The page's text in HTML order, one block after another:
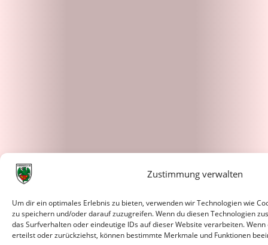
Zustimmung verwalten
Um dir ein optimales Erlebnis zu bieten, verwenden wir Technologien wie
zu speichern und/oder darauf zuzugreifen. Wenn du diesen Technologien
das Surfverhalten oder eindeutige IDs auf dieser Website verarbeiten.
erteilst oder zurückziehst, können bestimmte Merkmale und Funktionen